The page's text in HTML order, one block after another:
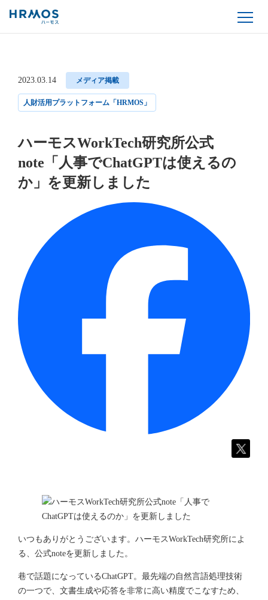
2023.03.14 メディア掲載
人財活用プラットフォーム「HRMOS」
ハーモスWorkTech研究所公式
note「人事でChatGPTは使えるの
か」を更新しました
いつもありがとうございます。ハーモスWorkTech研究所によ
る、公式noteを更新しました。
巷で話題になっているChatGPT。最先端の自然言語処理技術
の一つで、文書生成や応答を非常に高い精度でこなすため、